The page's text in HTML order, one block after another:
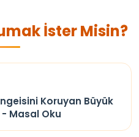
İster Misin?
Koruyan Büyük
- Masal Oku